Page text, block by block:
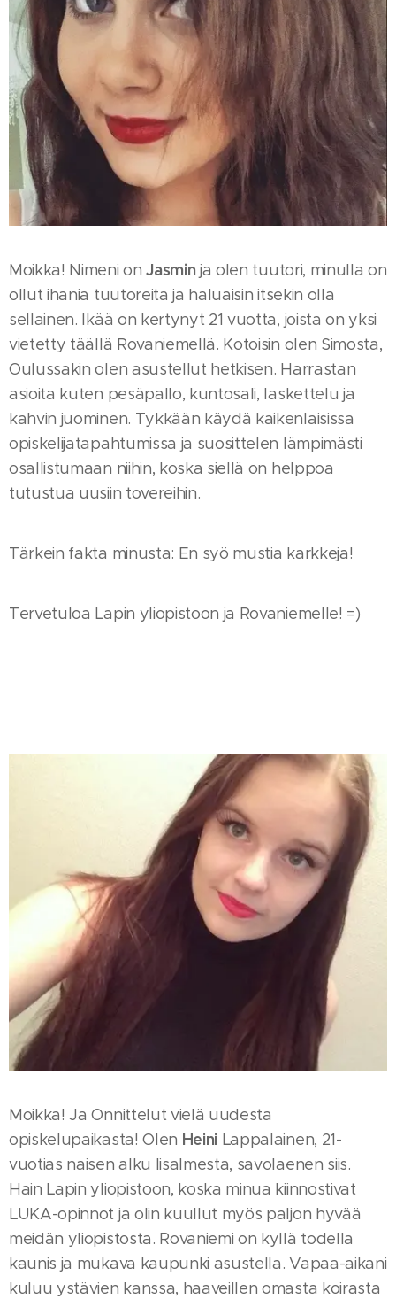
Moikka! Nimeni onJasminja olen tuutori, minulla on
ollut ihania tuutoreita ja haluaisin itsekin olla
sellainen. Ikää on kertynyt 21 vuotta, joista on yksi
vietetty täällä Rovaniemellä. Kotoisin olen Simosta,
Oulussakin olen asustellut hetkisen. Harrastan
asioita kuten pesäpallo, kuntosali, laskettelu ja
kahvin juominen. Tykkään käydä kaikenlaisissa
opiskelijatapahtumissa ja suosittelen lämpimästi
osallistumaan niihin, koska siellä on helppoa
tutustua uusiin tovereihin.
Tärkein fakta minusta: En syö mustia karkkeja!
Tervetuloa Lapin yliopistoon ja Rovaniemelle! =)
Moikka! Ja Onnittelut vielä uudesta
opiskelupaikasta! Olen Heini Lappalainen, 21-
vuotias naisen alku Iisalmesta, savolaenen siis.
Hain Lapin yliopistoon, koska minua kiinnostivat
LUKA-opinnot ja olin kuullut myös paljon hyvää
meidän yliopistosta. Rovaniemi on kyllä todella
kaunis ja mukava kaupunki asustella. Vapaa-aikani
kuluu ystävien kanssa, haaveillen omasta koirasta